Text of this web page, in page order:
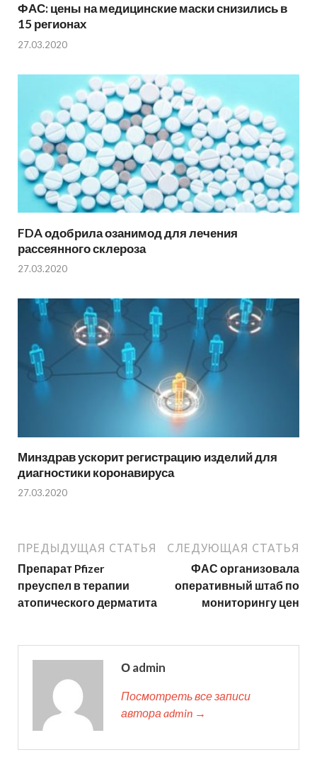
ФАС: цены на медицинские маски снизились в
15 регионах
27.03.2020
FDA одобрила озанимод для лечения
рассеянного склероза
27.03.2020
Минздрав ускорит регистрацию изделий для
диагностики коронавируса
27.03.2020
ПРЕДЫДУЩАЯ СТАТЬЯ
Препарат Pfizer
преуспел в терапии
атопического дерматита
СЛЕДУЮЩАЯ СТАТЬЯ
ФАС организовала
оперативный штаб по
мониторингу цен
О admin
Посмотреть все записи
автора admin →